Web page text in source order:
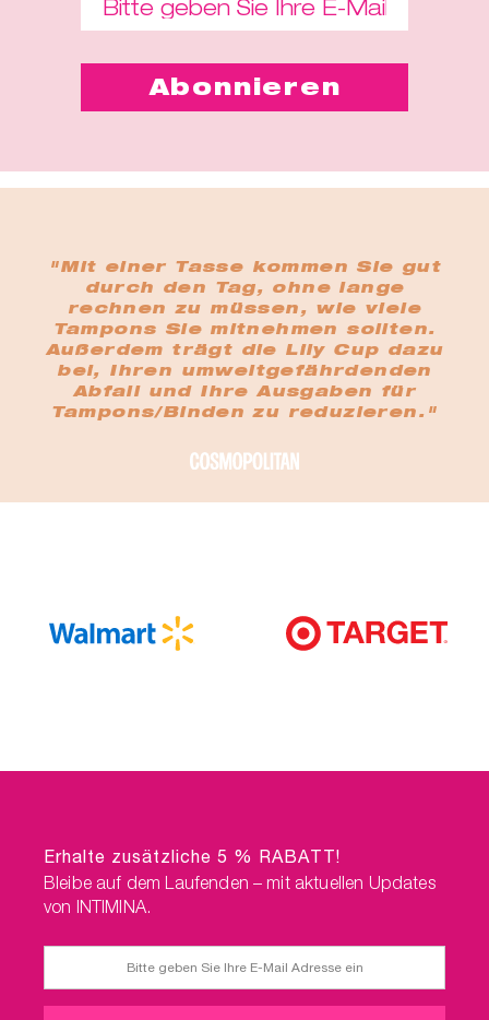
"Mit einer Tasse kommen Sie gut
durch den Tag, ohne lange
rechnen zu müssen, wie viele
Tampons Sie mitnehmen sollten.
Außerdem trägt die Lily Cup dazu
bei, Ihren umweltgefährdenden
Abfall und Ihre Ausgaben für
Tampons/Binden zu reduzieren."
Erhalte zusätzliche 5 % RABATT!
Bleibe auf dem Laufenden – mit aktuellen Updates
von INTIMINA.